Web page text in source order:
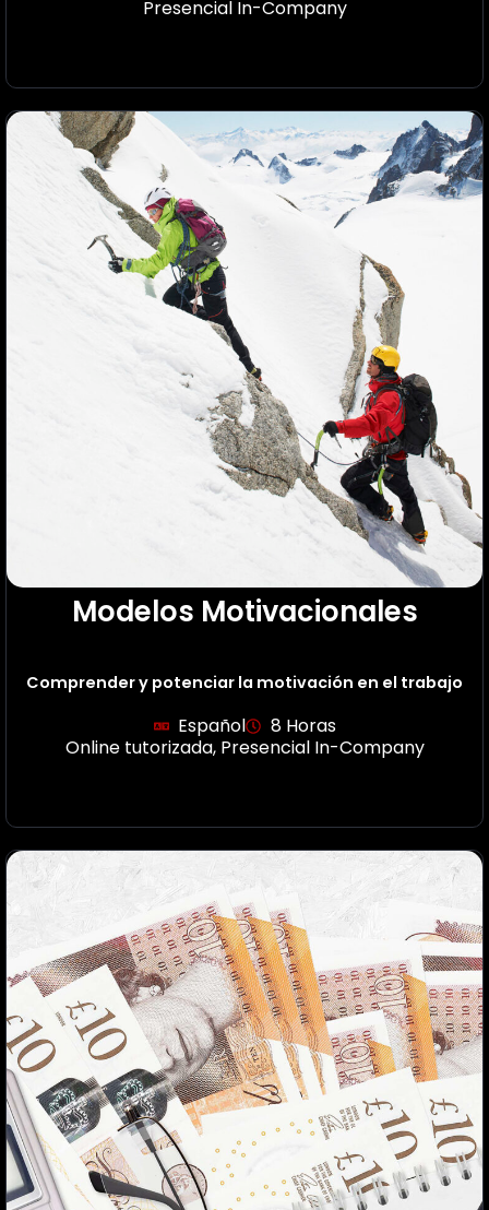
Presencial In-Company
Modelos Motivacionales
Comprender y potenciar la motivación en el trabajo
Español
8 Horas
Online tutorizada, Presencial In-Company